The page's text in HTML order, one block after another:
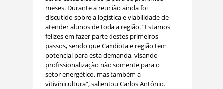
meses. Durante a reunião ainda foi
discutido sobre a logística e viabilidade de
atender alunos de toda a região. “Estamos
felizes em fazer parte destes primeiros
passos, sendo que Candiota e região tem
potencial para esta demanda, visando
profissionalização não somente para o
setor energético, mas também a
vitivinicultura”, salientou Carlos Antônio.